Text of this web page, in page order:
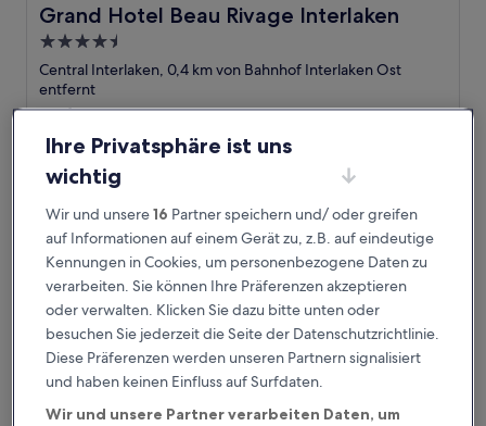
Grand Hotel Beau Rivage Interlaken
Grand Hotel Beau Rivage Interlaken
4.5-
Sterne-
Unterkunft
Central Interlaken, 0,4 km von Bahnhof Interlaken Ost
entfernt
9.0
10,
Wunderbar,
(354
Bewertungen)
9,0/10 Wunderbar (354 Bewertungen)
inkl. Steuern & Gebühren
2. Sept.–3. Sept.
Hapimag Resort Interlaken
Ihre Privatsphäre ist uns
wichtig
Wir und unsere16 Partner speichern und/ oder greifen
auf Informationen auf einem Gerät zu, z.B. auf eindeutige
Kennungen in Cookies, um personenbezogene Daten zu
verarbeiten. Sie können Ihre Präferenzen akzeptieren
oder verwalten. Klicken Sie dazu bitte unten oder
besuchen Sie jederzeit die Seite der Datenschutzrichtlinie.
Diese Präferenzen werden unseren Partnern signalisiert
und haben keinen Einfluss auf Surfdaten.
Wir und unsere Partner verarbeiten Daten, um